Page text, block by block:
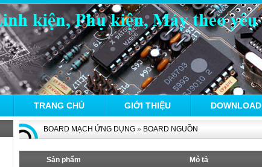
TRANG CHỦ GIỚI THIỆU DOWNLOAD
BOARD MẠCH ỨNG DỤNG » BOARD NGUỒN
Sản phẩm Mô tả